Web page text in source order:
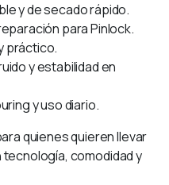
y de secado rápido.
para Pinlock.
práctico.
y estabilidad en
y uso diario.
quienes quieren llevar
tecnología, comodidad y